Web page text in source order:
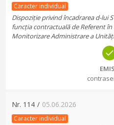
Caracter individual
Dispoziție privind încadrarea d-lui
funcția contractuală de Referent
Monitorizare Administrare a
Nr. 114 / 05.06.2026
Caracter individual